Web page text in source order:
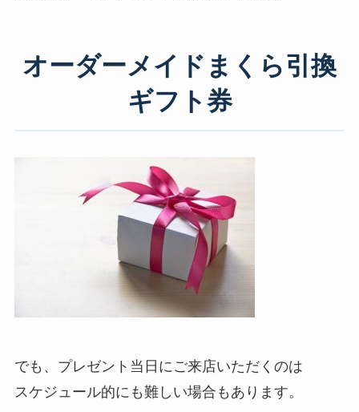
オーダーメイドまくら引換
ギフト券
でも、プレゼント当日にご来店いただくのは
スケジュール的にも難しい場合もあります。